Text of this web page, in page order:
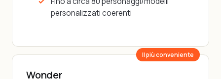
personalizzati coerenti
Il più conveniente
Wonder